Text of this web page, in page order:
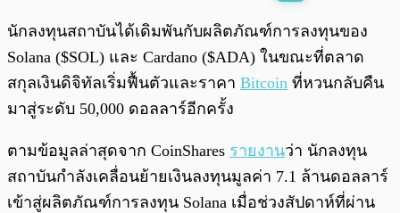
นักลงทุนสถาบันได้เดิมพันกับผลิตภัณฑ์การลงทุนของ
Solana ($SOL) และ Cardano ($ADA) ในขณะที่ตลาด
สกุลเงินดิจิทัลเริ่มฟื้นตัวและราคา Bitcoin ที่หวนกลับคืน
มาสู่ระดับ 50,000 ดอลลาร์อีกครั้ง
ตามข้อมูลล่าสุดจาก CoinShares รายงานว่า นักลงทุน
สถาบันกำลังเคลื่อนย้ายเงินลงทุนมูลค่า 7.1 ล้านดอลลาร์
เข้าสู่ผลิตภัณฑ์การลงทุน Solana เมื่อช่วงสัปดาห์ที่ผ่าน